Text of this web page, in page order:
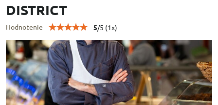
DISTRICT
Hodnotenie 5/5 (1x)